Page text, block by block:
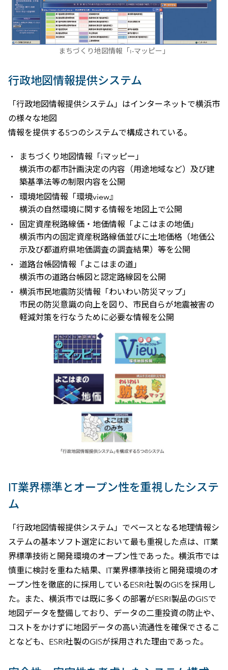
まちづくり地図情報「i-マッピー」
行政地図情報提供システム
「行政地図情報提供システム」はインターネットで横浜市
の様々な地図
情報を提供する5つのシステムで構成されている。
まちづくり地図情報「iマッピー」
横浜市の都市計画決定の内容（用途地域など）及び建
築基準法等の制限内容を公開
環境地図情報「環境view』
横浜の自然環境に関する情報を地図上で公開
固定資産税路線価・地価情報「よこはまの地価」
横浜市内の固定資産税路線価並びに土地価格（地価公
示及び都道府県地価調査の調査結果）等を公開
道路台帳図情報「よこはまの道」
横浜市の道路台帳図と認定路線図を公開
横浜市民地震防災情報「わいわい防災マップ」
市民の防災意識の向上を図り、市民自らが地震被害の
軽減対策を行なうために必要な情報を公開
IT業界標準とオープン性を重視したシステ
ム
「行政地図情報提供システム」でベースとなる地理情報シ
ステムの基本ソフト選定において最も重視した点は、IT業
界標準技術と開発環境のオープン性であった。横浜市では
慎重に検討を重ねた結果、IT業界標準技術と開発環境のオ
ープン性を徹底的に採用しているESRI社製のGISを採用し
た。また、横浜市では既に多くの部署がESRI製品のGISで
地図データを整備しており、データの二重投資の防止や、
コストをかけずに地図データの高い流通性を確保でさるこ
となども、ESRI社製のGISが採用された理由であった。